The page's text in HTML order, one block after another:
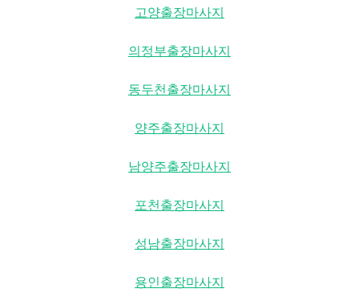
고양출장마사지
의정부출장마사지
동두천출장마사지
양주출장마사지
남양주출장마사지
포천출장마사지
성남출장마사지
용인출장마사지